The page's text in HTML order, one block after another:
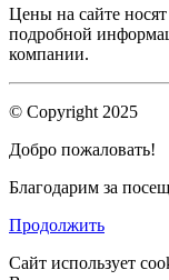
Цены на сайте
подробной
компании.
© Copyright 2025
Добро пожаловать!
Благодарим за
Продолжить
Сайт использует